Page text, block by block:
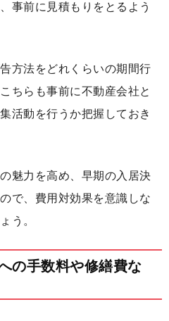
事前に見積もりをとるよう
方法をどれくらいの期間行
ちらも事前に不動産会社と
活動を行うか把握しておき
魅力を高め、早期の入居決
で、費用対効果を意識しな
う。
の手数料や修繕費な